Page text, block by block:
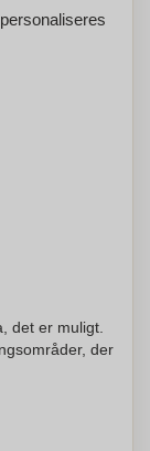
det er muligt.
der